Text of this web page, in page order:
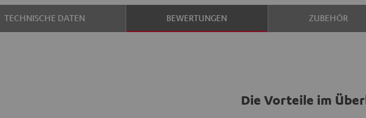
TECHNISCHE DATEN BEWERTUNGEN ZUBEHÖR
Die Vorteile im